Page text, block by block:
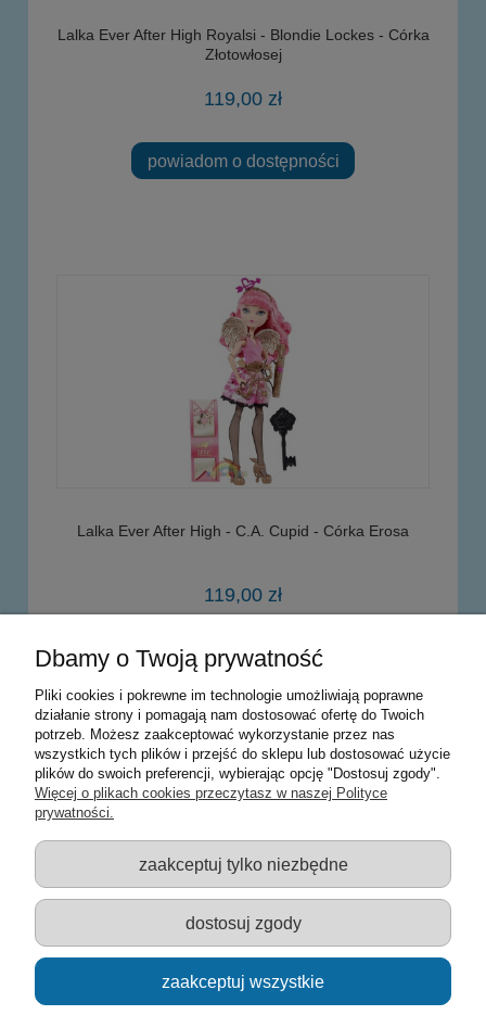
Lalka Ever After High Royalsi - Blondie Lockes - Córka
Złotowłosej
119,00 zł
powiadom o dostępności
Lalka Ever After High - C.A. Cupid - Córka Erosa
119,00 zł
powiadom o dostępności
Warunki zakupów
Moje konto
Informacje o sklepie
Sklep z zabawkami Łódź :: Hurownia zabawek :: Zabawki
edukacyjne :: Zestawy artystyczne :: Zabawki :: samochody Welly
:: Zabawkownia :: zabawki dla dzieci :: Lalki :: Klocki :: Artykuły
szkolne ::
Dbamy o Twoją prywatność
Pliki cookies i pokrewne im technologie umożliwiają poprawne
działanie strony i pomagają nam dostosować ofertę do Twoich
potrzeb. Możesz zaakceptować wykorzystanie przez nas
wszystkich tych plików i przejść do sklepu lub dostosować użycie
plików do swoich preferencji, wybierając opcję "Dostosuj zgody".
Więcej o plikach cookies przeczytasz w naszej Polityce
prywatności.
zaakceptuj tylko niezbędne
dostosuj zgody
zaakceptuj wszystkie